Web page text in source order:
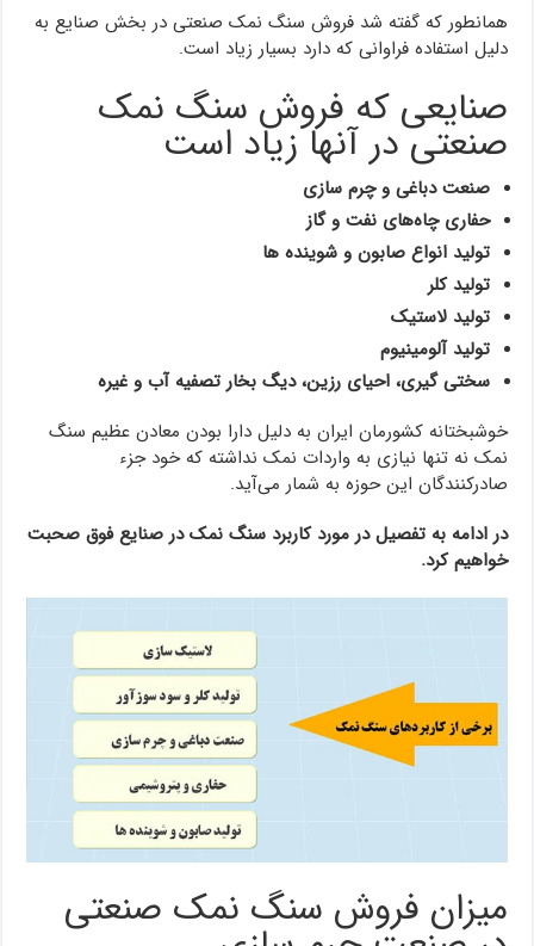
همانطور که گفته شد فروش سنگ نمک صنعتی در بخش صنایع به
دلیل استفاده فراوانی که دارد بسیار زیاد است.
صنایعی که فروش سنگ نمک
صنعتی در آنها زیاد است
صنعت دباغی و چرم سازی
حفاری چاه‌های نفت و گاز
تولید انواع صابون و شوینده ها
تولید کلر
تولید لاستیک
تولید آلومینیوم
سختی گیری، احیای رزین، دیگ بخار تصفیه آب و غیره
خوشبختانه کشورمان ایران به دلیل دارا بودن معادن عظیم سنگ
نمک نه تنها نیازی به واردات نمک نداشته که خود جزء
صادرکنندگان این حوزه به شمار می‌آید.
در ادامه به تفصیل در مورد کاربرد سنگ نمک در صنایع فوق صحبت
خواهیم کرد.
میزان فروش سنگ نمک صنعتی